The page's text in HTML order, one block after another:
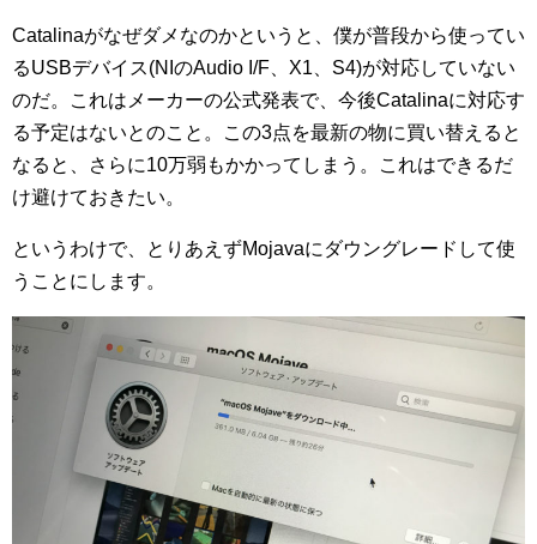
Catalinaがなぜダメなのかというと、僕が普段から使ってい
るUSBデバイス(NIのAudio I/F、X1、S4)が対応していない
のだ。これはメーカーの公式発表で、今後Catalinaに対応す
る予定はないとのこと。この3点を最新の物に買い替えると
なると、さらに10万弱もかかってしまう。これはできるだ
け避けておきたい。
というわけで、とりあえずMojavaにダウングレードして使
うことにします。